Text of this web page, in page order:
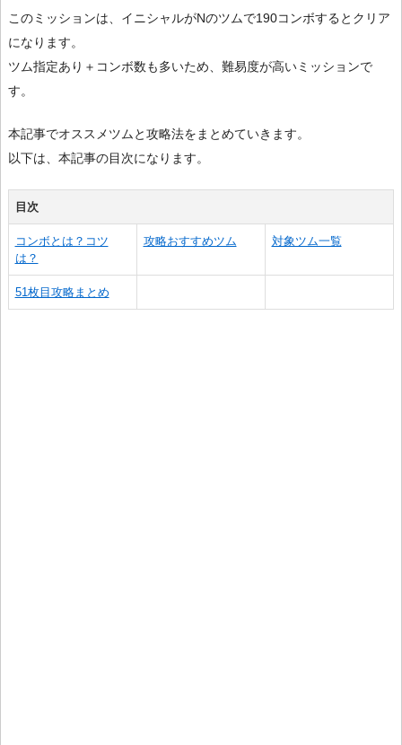
このミッションは、イニシャルがNのツムで190コンボするとクリア
になります。
ツム指定あり＋コンボ数も多いため、難易度が高いミッションで
す。
本記事でオススメツムと攻略法をまとめていきます。
以下は、本記事の目次になります。
目次
コンボとは？コツ
は？
攻略おすすめツム 対象ツム一覧
51枚目攻略まとめ